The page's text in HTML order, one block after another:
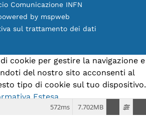
Comunicazione INFN
by mspweb
sul trattamento dei dati
cookie per gestire la navigazione e
del nostro sito acconsenti al
tipo di cookie sul tuo dispositivo.
Estesa.
7.702MB
572ms